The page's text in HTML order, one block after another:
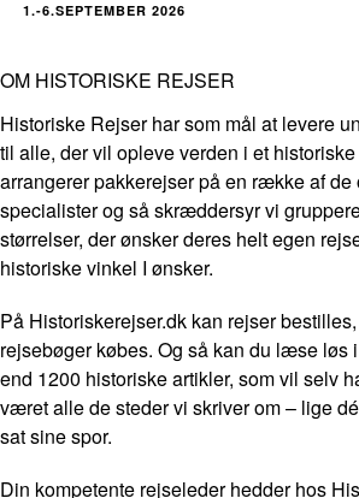
1.-6.SEPTEMBER 2026
OM HISTORISKE REJSER
Historiske Rejser har som mål at levere
til alle, der vil opleve verden i et
arrangerer pakkerejser på en række af de
specialister og så skræddersyr vi
størrelser, der ønsker deres helt egen
historiske vinkel I ønsker.
På Historiskerejser.dk kan rejser
rejsebøger købes. Og så kan du læse løs
end 1200 historiske artikler, som vil selv
været alle de steder vi skriver om – lige
sat sine spor.
Din kompetente rejseleder hedder hos